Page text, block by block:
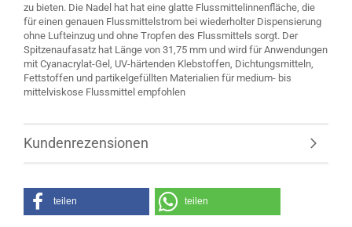
zu bieten. Die Nadel hat hat eine glatte Flussmittelinnenfläche, die
für einen genauen Flussmittelstrom bei wiederholter Dispensierung
ohne Lufteinzug und ohne Tropfen des Flussmittels sorgt. Der
Spitzenaufasatz hat Länge von 31,75 mm und wird für Anwendungen
mit Cyanacrylat-Gel, UV-härtenden Klebstoffen, Dichtungsmitteln,
Fettstoffen und partikelgefüllten Materialien für medium- bis
mittelviskose Flussmittel empfohlen
Kundenrezensionen
teilen teilen